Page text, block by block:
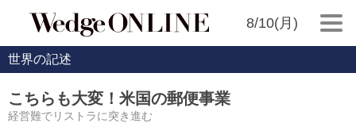
8/10(月)
世界の記述
こちらも大変！米国の郵便事業
経営難でリストラに突き進む